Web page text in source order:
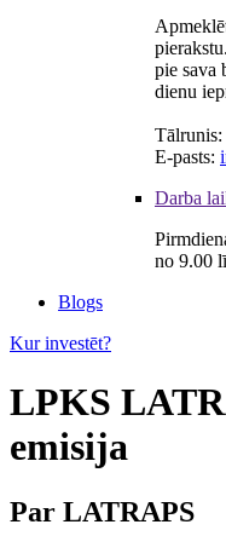
pie sava
dienu
Tālrunis:
E-pasts:
Darba
no 9.00
Blogs
Kur investēt?
LPKS
emisija
Par LATRAPS